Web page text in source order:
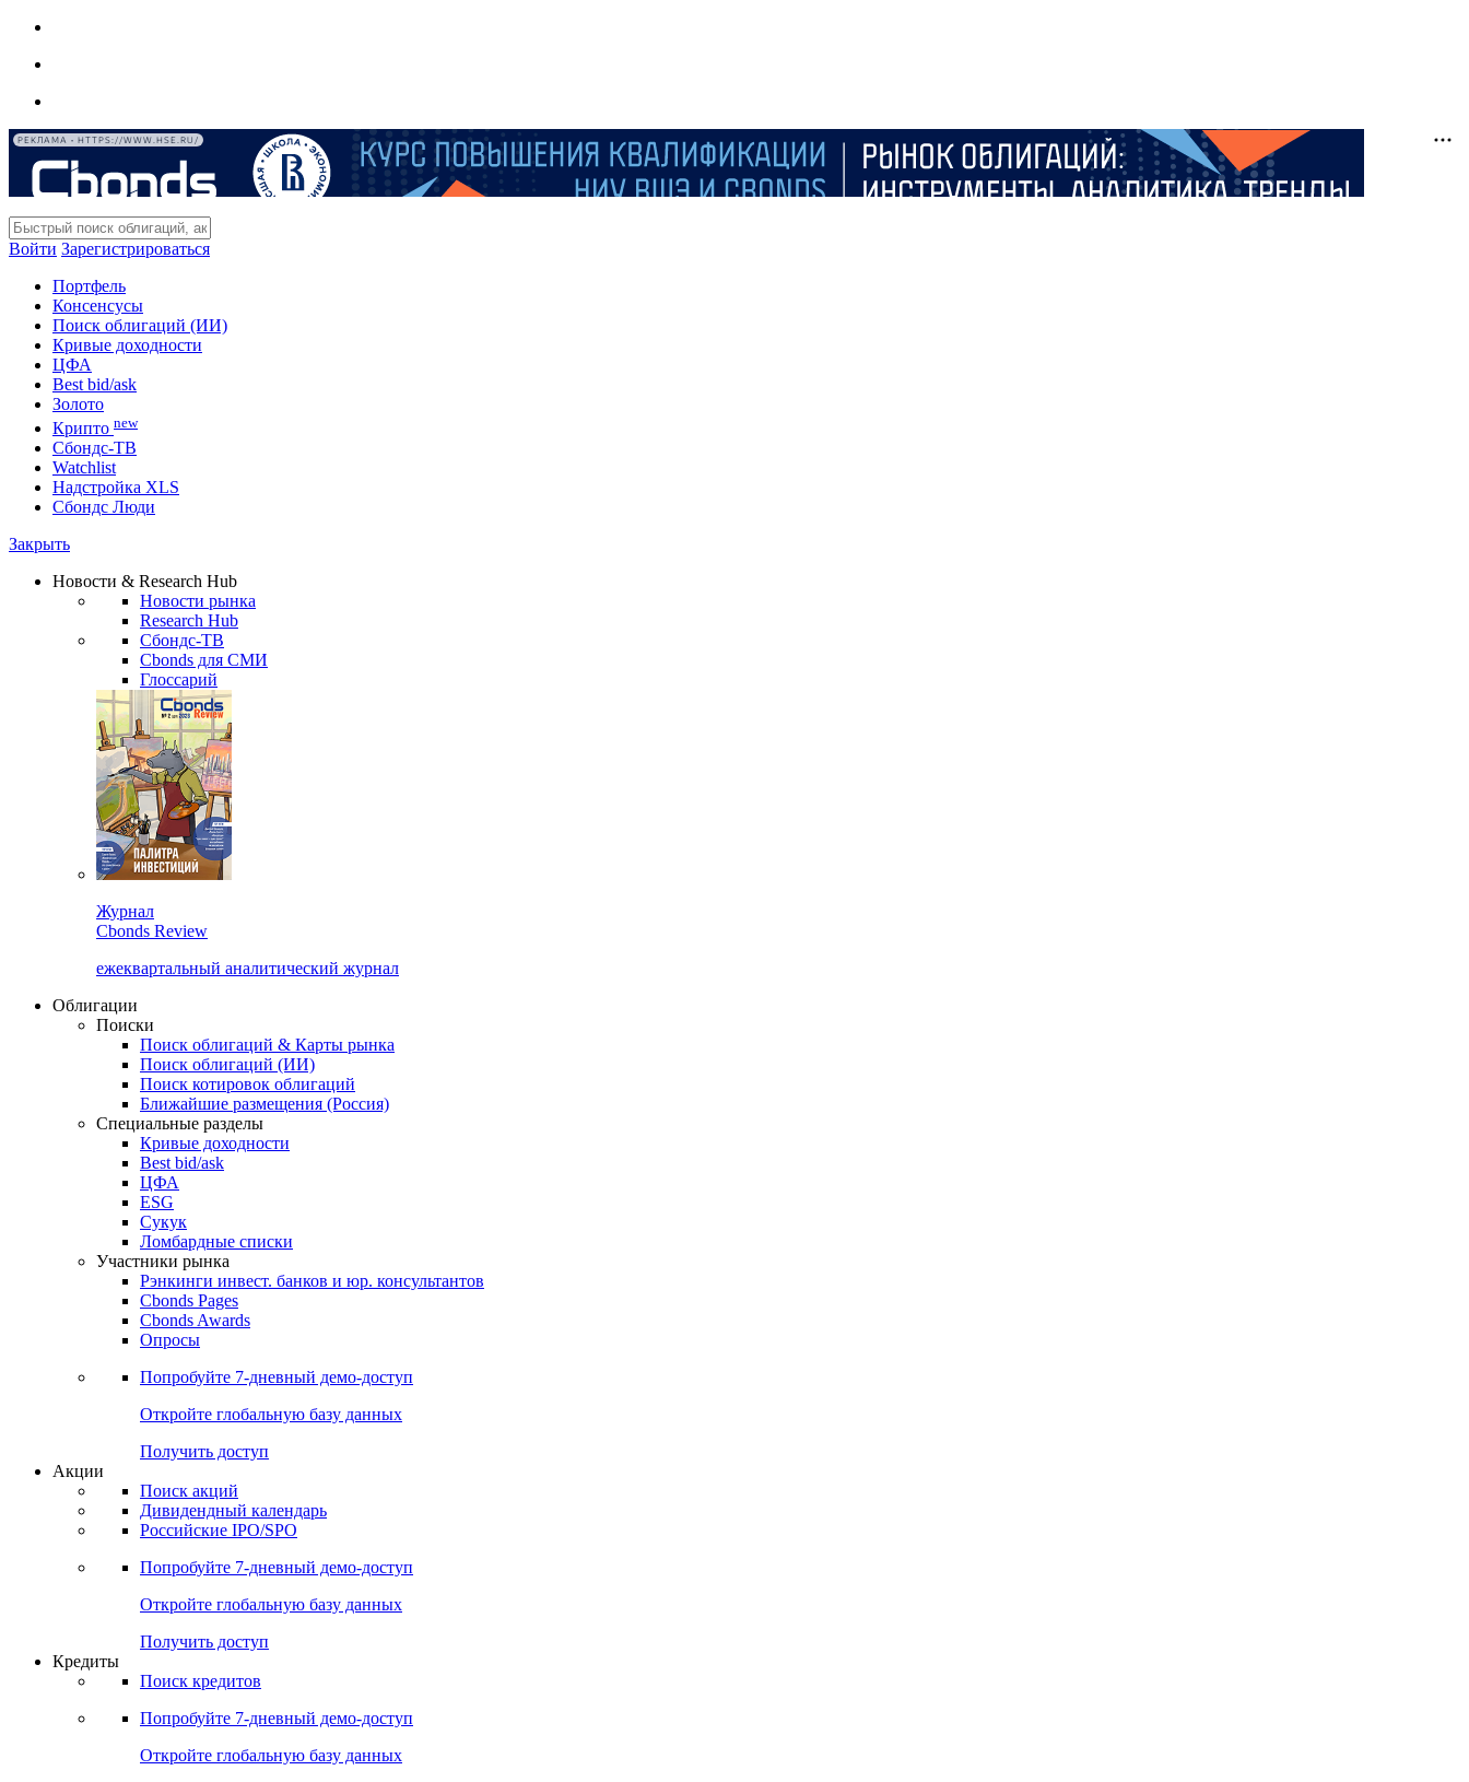
РЕКЛАМА • HTTPS://WWW.HSE.RU/
Войти Зарегистрироваться
Портфель
Консенсусы
Поиск облигаций (ИИ)
Кривые доходности
ЦФА
Best bid/ask
Золото
Крипто new
Сбондс-ТВ
Watchlist
Надстройка XLS
Сбондс Люди
Закрыть
Новости & Research Hub
Новости рынка
Research Hub
Сбондс-ТВ
Cbonds для СМИ
Глоссарий
Журнал
Cbonds Review
ежеквартальный аналитический журнал
Облигации
Поиски
Поиск облигаций & Карты рынка
Поиск облигаций (ИИ)
Поиск котировок облигаций
Ближайшие размещения (Россия)
Специальные разделы
Кривые доходности
Best bid/ask
ЦФА
ESG
Сукук
Ломбардные списки
Участники рынка
Рэнкинги инвест. банков и юр. консультантов
Cbonds Pages
Cbonds Awards
Опросы
Попробуйте 7-дневный демо-доступ
Откройте глобальную базу данных
Получить доступ
Акции
Поиск акций
Дивидендный календарь
Российские IPO/SPO
Попробуйте 7-дневный демо-доступ
Откройте глобальную базу данных
Получить доступ
Кредиты
Поиск кредитов
Попробуйте 7-дневный демо-доступ
Откройте глобальную базу данных